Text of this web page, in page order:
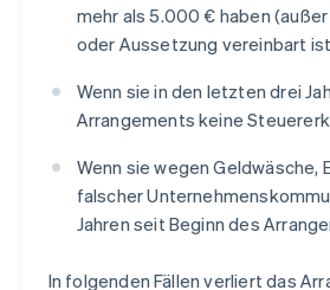
mehr als 5.000 € haben
oder Aussetzung vereinbart
Wenn sie in den letzten drei
Arrangements keine
Wenn sie wegen Geldwäsche,
falscher
Jahren seit Beginn des
In folgenden Fällen verliert das